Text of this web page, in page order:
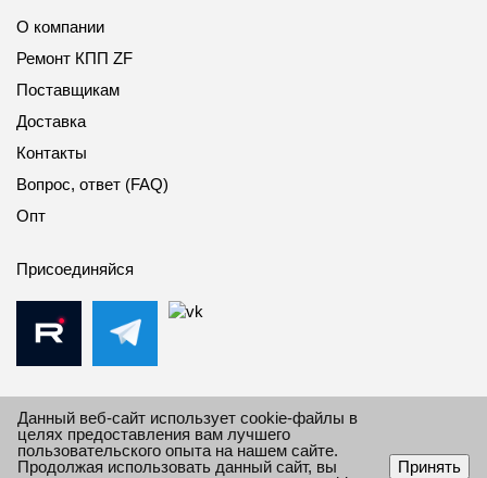
О компании
Ремонт КПП ZF
Поставщикам
Доставка
Контакты
Вопрос, ответ (FAQ)
Опт
Присоединяйся
© 2010-2026 Все права защищены Импорт Дивижн.
Данный веб-сайт использует cookie-файлы в
целях предоставления вам лучшего
пользовательского опыта на нашем сайте.
Продолжая использовать данный сайт, вы
Принять